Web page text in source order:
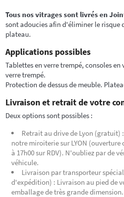
Tous nos vitrages sont livrés en
sont adoucies afin d'éliminer le risque
plateau.
Applications possibles
Tablettes en verre trempé, consoles en
verre trempé.
Protection de dessus de meuble.
Livraison et retrait de votre
Deux options sont possibles :
Retrait au drive de Lyon (gratuit)
notre miroiterie sur LYON (ouverture
à 17h00 sur RDV). N'oubliez par de
véhicule.
Livraison par transporteur
d'expédition) : Livraison au pied de
emballage de très grande dimension.